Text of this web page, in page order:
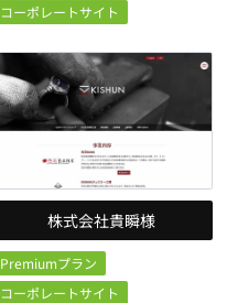
コーポレートサイト
株式会社貴瞬様
Premiumプラン
コーポレートサイト